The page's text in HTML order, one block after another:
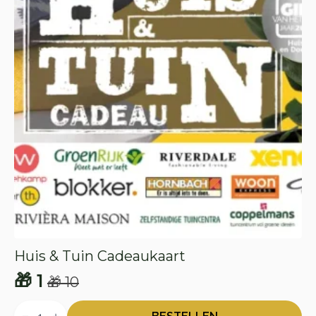
Huis & Tuin Cadeaukaart
🎁10
Oorspronkelijke
prijs
🎁 1
Huidige
prijs